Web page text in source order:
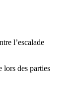
l’escalade
lors des parties